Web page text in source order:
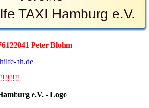
TAXI Hamburg e.V.
Peter Blohm
hh.de